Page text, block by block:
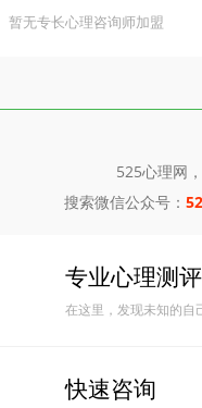
暂无专长心理咨询师加盟
525心理网
搜索微信公众号：
专业心理测评
在这里，发现未知的自
快速咨询